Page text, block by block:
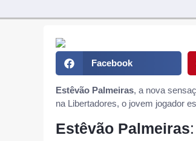
Facebook
Estêvão Palmeiras, a nova
na Libertadores, o jovem jogador
Estêvão Palmeiras